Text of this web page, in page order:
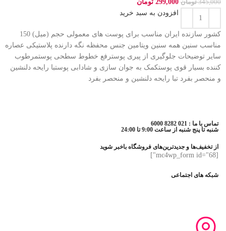
345,000 تومان 299,000 تومان
افزودن به سبد خرید
کشور سازنده ایران مناسب برای پوست های معمولی حجم (میل) 150
مناسب سنین همه سنین ویتامین جنس محفظه نگه دارنده پلاستیکی عصاره
سایر توضیحات جلوگیری از پیری پوسترفع خطوط سطحی پوستمرطوب
کننده بسیار قوی پوستکمک به جوان سازی و شادابی پوستبا رایحه دلنشین
و منحصر بفرد تبا رایحه دلنشین و منحصر بفرد
تماس با ما : 021 8282 6000
شنبه تا پنج شنبه از ساعت 9:00 تا 24:00
از تخفیف‌ها و جدیدترین‌های فروشگاه باخبر شوید
[mc4wp_form id="68"]
شبکه های اجتماعی